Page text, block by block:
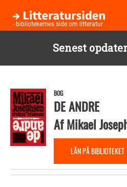
Senest
hovedindhold
- bibliotekernes side om litteratur
BOG
DE ANDRE
AfMikael
LÅN PÅ BIBLIOTEKET